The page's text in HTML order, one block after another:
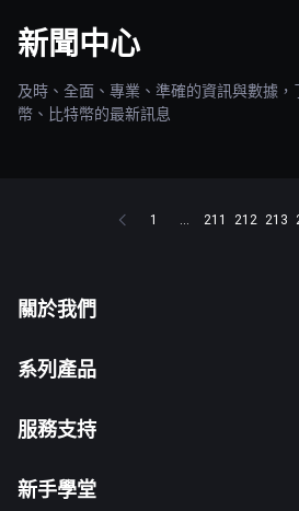
新聞中心
及時、全面、專業、準確的資訊與數據
幣、比特幣的最新訊息
1 ... 211 212 213
關於我們
系列產品
服務支持
新手學堂